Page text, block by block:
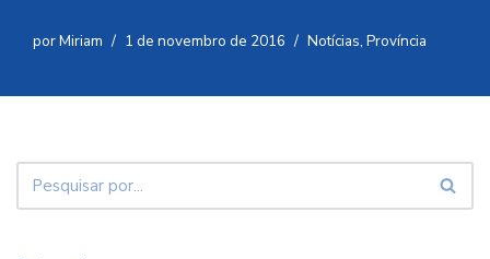
porMiriam 1 de novembro de 2016 Notícias, Província